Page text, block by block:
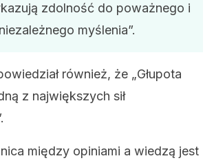
zdolność do poważnego i
niezależnego myślenia”.
również, że „Głupota
z największych sił
między opiniami a wiedzą jest